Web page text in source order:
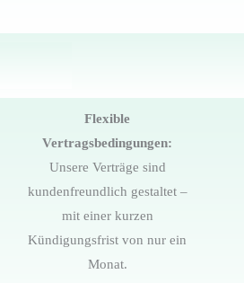
Flexible
Vertragsbedingungen:
Unsere Verträge sind
kundenfreundlich gestaltet –
mit einer kurzen
Kündigungsfrist von nur ein
Monat.